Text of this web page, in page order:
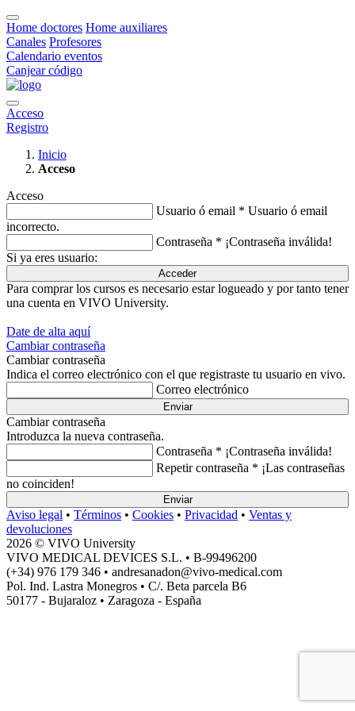
Home doctores Home auxiliares
Canales Profesores
Calendario eventos
Canjear código
Acceso
Registro
Inicio
Acceso
Acceso
Usuario ó email * Usuario ó email
incorrecto.
Contraseña * ¡Contraseña inválida!
Si ya eres usuario:
Acceder
Para comprar los cursos es necesario estar logueado y por tanto tener
una cuenta en VIVO University.
Date de alta aquí
Cambiar contraseña
Cambiar contraseña
Indica el correo electrónico con el que registraste tu usuario en vivo.
Correo electrónico
Enviar
Cambiar contraseña
Introduzca la nueva contraseña.
Contraseña * ¡Contraseña inválida!
Repetir contraseña * ¡Las contraseñas
no coinciden!
Enviar
Aviso legal • Términos • Cookies • Privacidad • Ventas y
devoluciones
2026 © VIVO University
VIVO MEDICAL DEVICES S.L. • B-99496200
(+34) 976 179 346 • andresanadon@vivo-medical.com
Pol. Ind. Lastra Monegros • C/. Beta parcela B6
50177 - Bujaraloz • Zaragoza - España